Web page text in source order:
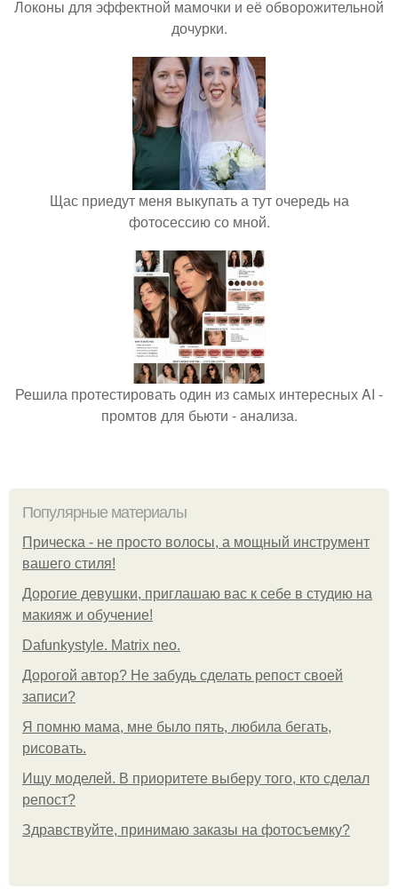
Локоны для эффектной мамочки и её обворожительной
дочурки.
Щас приедут меня выкупать а тут очередь на
фотосессию со мной.
Решила протестировать один из самых интересных AI -
промтов для бьюти - анализа.
Популярные материалы
Прическа - не просто волосы, а мощный инструмент
вашего стиля!
Дорогие девушки, приглашаю вас к себе в студию на
макияж и обучение!
Dafunkystyle. Matrix neo.
Дорогой автор? Не забудь сделать репост своей
записи?
Я помню мама, мне было пять, любила бегать,
рисовать.
Ищу моделей. В приоритете выберу того, кто сделал
репост?
Здравствуйте, принимаю заказы на фотосъемку?